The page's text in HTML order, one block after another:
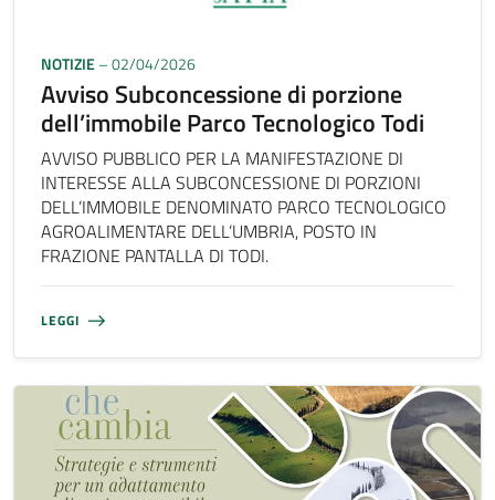
NOTIZIE– 02/04/2026
Avviso Subconcessione di porzione
dell’immobile Parco Tecnologico Todi
AVVISO PUBBLICO PER LA MANIFESTAZIONE DI
INTERESSE ALLA SUBCONCESSIONE DI PORZIONI
DELL’IMMOBILE DENOMINATO PARCO TECNOLOGICO
AGROALIMENTARE DELL’UMBRIA, POSTO IN
FRAZIONE PANTALLA DI TODI.
LEGGI